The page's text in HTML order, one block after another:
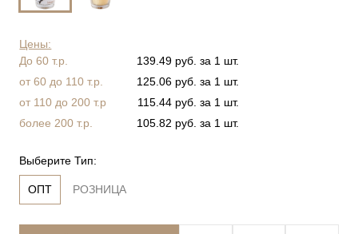
Цены:
До 60 т.р.
139.49 руб. за 1 шт.
от 60 до 110 т.р.
125.06 руб. за 1 шт.
от 110 до 200 т.р
115.44 руб. за 1 шт.
более 200 т.р.
105.82 руб. за 1 шт.
Выберите Тип:
ОПТ РОЗНИЦА